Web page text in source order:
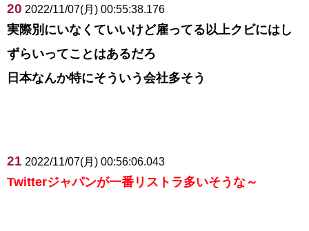
20 2022/11/07(月) 00:55:38.176
実際別にいなくていいけど雇ってる以上クビにはし
ずらいってことはあるだろ
日本なんか特にそういう会社多そう
21 2022/11/07(月) 00:56:06.043
Twitterジャパンが一番リストラ多いそうな～